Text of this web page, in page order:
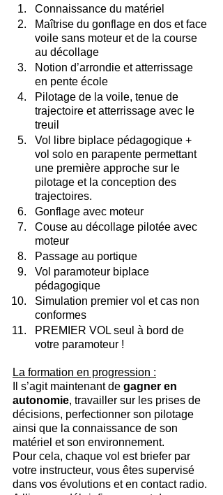
Connaissance du matériel
Maîtrise du gonflage en dos et face
voile sans moteur et de la course
au décollage
Notion d’arrondie et atterrissage
en pente école
Pilotage de la voile, tenue de
trajectoire et atterrissage avec le
treuil
Vol libre biplace pédagogique +
vol solo en parapente permettant
une première approche sur le
pilotage et la conception des
trajectoires.
Gonflage avec moteur
Couse au décollage pilotée avec
moteur
Passage au portique
Vol paramoteur biplace
pédagogique
Simulation premier vol et cas non
conformes
PREMIER VOL seul à bord de
votre paramoteur !
La formation en progression :
Il s’agit maintenant de gagner en
autonomie, travailler sur les prises de
décisions, perfectionner son pilotage
ainsi que la connaissance de son
matériel et son environnement.
Pour cela, chaque vol est briefer par
votre instructeur, vous êtes supervisé
dans vos évolutions et en contact radio.